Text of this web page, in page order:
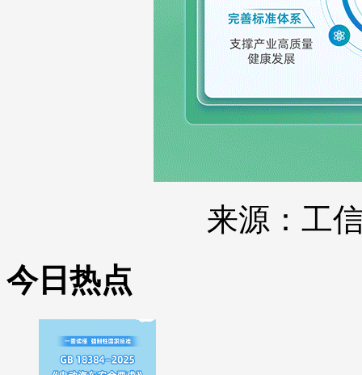
来源：工
今日热点